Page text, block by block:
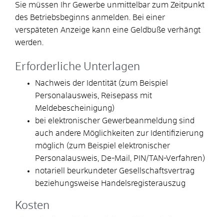
Sie müssen Ihr Gewerbe unmittelbar zum Zeitpunkt
des Betriebsbeginns anmelden. Bei einer
verspäteten Anzeige kann eine Geldbuße verhängt
werden.
Erforderliche Unterlagen
Nachweis der Identität (zum Beispiel
Personalausweis, Reisepass mit
Meldebescheinigung)
bei elektronischer Gewerbeanmeldung sind
auch andere Möglichkeiten zur Identifizierung
möglich (zum Beispiel elektronischer
Personalausweis, De-Mail, PIN/TAN-Verfahren)
notariell beurkundeter Gesellschaftsvertrag
beziehungsweise Handelsregisterauszug
Kosten